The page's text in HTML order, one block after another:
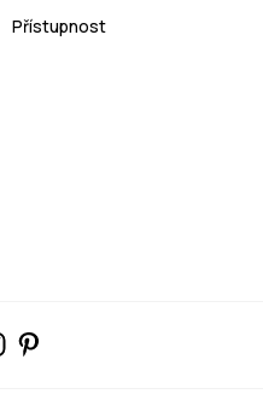
Přístupnost